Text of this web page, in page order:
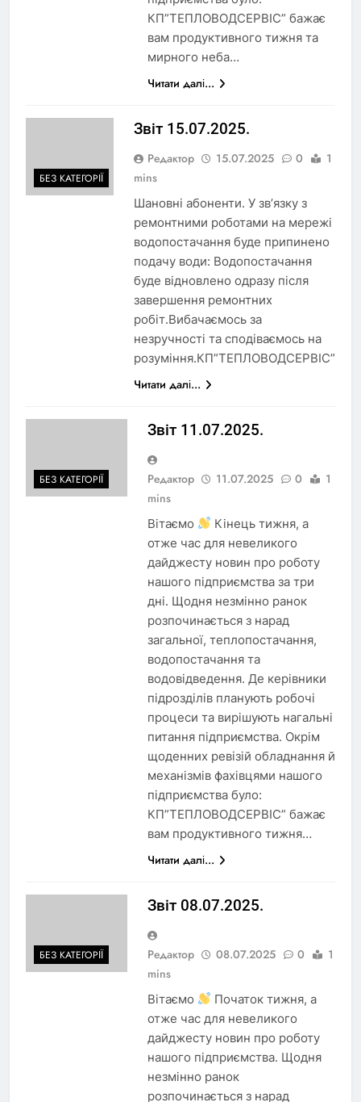
КП”ТЕПЛОВОДСЕРВІС” бажає
вам продуктивного тижня та
мирного неба…
Читати далі...
БЕЗ КАТЕГОРІЇ
Звіт 15.07.2025.
Редактор 15.07.2025 0
1
mins
Шановні абоненти. У зв’язку з
ремонтними роботами на мережі
водопостачання буде припинено
подачу води: Водопостачання
буде відновлено одразу після
завершення ремонтних
робіт.Вибачаємось за
незручності та сподіваємось на
розуміння.КП”ТЕПЛОВОДСЕРВІС”
Читати далі...
БЕЗ КАТЕГОРІЇ
Звіт 11.07.2025.
Редактор 11.07.2025 0
1
mins
Вітаємо
Кінець тижня, а
отже час для невеликого
дайджесту новин про роботу
нашого підприємства за три
дні. Щодня незмінно ранок
розпочинається з нарад
загальної, теплопостачання,
водопостачання та
водовідведення. Де керівники
підрозділів планують робочі
процеси та вирішують нагальні
питання підприємства. Окрім
щоденних ревізій обладнання й
механізмів фахівцями нашого
підприємства було:
КП”ТЕПЛОВОДСЕРВІС” бажає
вам продуктивного тижня…
Читати далі...
БЕЗ КАТЕГОРІЇ
Звіт 08.07.2025.
Редактор 08.07.2025 0
1
mins
Вітаємо
Початок тижня, а
отже час для невеликого
дайджесту новин про роботу
нашого підприємства. Щодня
незмінно ранок
розпочинається з нарад